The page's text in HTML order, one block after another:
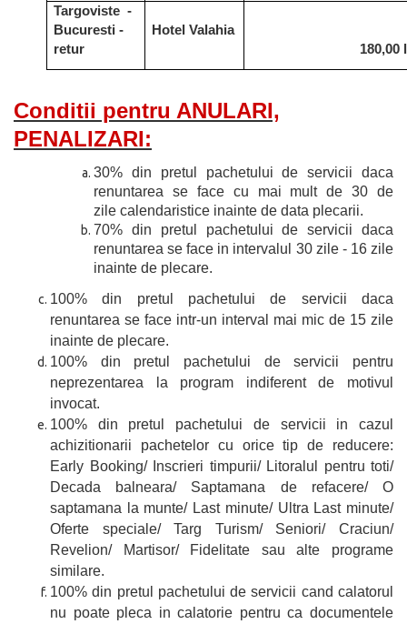
Targoviste -
Bucuresti -
retur
Hotel Valahia
180,00
Conditii pentru ANULARI,
PENALIZARI:
30% din pretul pachetului de servicii daca
renuntarea se face cu mai mult de 30 de
zile calendaristice inainte de data plecarii.
70% din pretul pachetului de servicii daca
renuntarea se face in intervalul 30 zile - 16 zile
inainte de plecare.
100% din pretul pachetului de servicii daca
renuntarea se face intr-un interval mai mic de 15 zile
inainte de plecare.
100% din pretul pachetului de servicii pentru
neprezentarea la program indiferent de motivul
invocat.
100% din pretul pachetului de servicii in cazul
achizitionarii pachetelor cu orice tip de reducere:
Early Booking/ Inscrieri timpurii/ Litoralul pentru toti/
Decada balneara/ Saptamana de refacere/ O
saptamana la munte/ Last minute/ Ultra Last minute/
Oferte speciale/ Targ Turism/ Seniori/ Craciun/
Revelion/ Martisor/ Fidelitate sau alte programe
similare.
100% din pretul pachetului de servicii cand calatorul
nu poate pleca in calatorie pentru ca documentele